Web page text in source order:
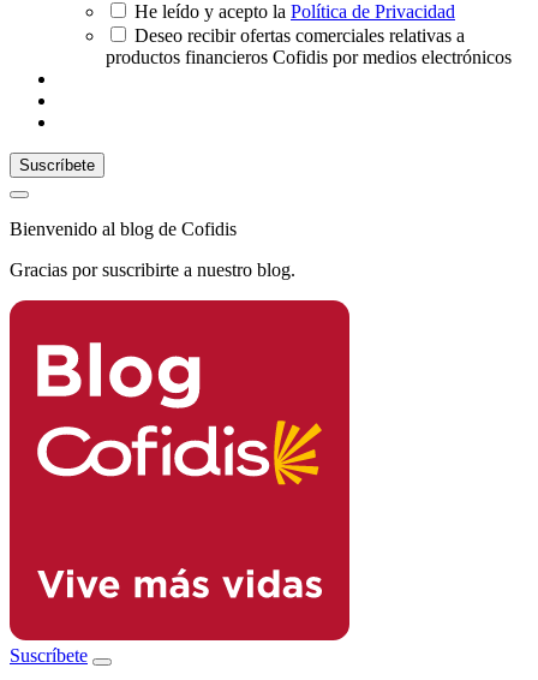
He leído y acepto la Política de Privacidad
Deseo recibir ofertas comerciales relativas a
productos financieros Cofidis por medios electrónicos
Bienvenido al blog de Cofidis
Gracias por suscribirte a nuestro blog.
Suscríbete